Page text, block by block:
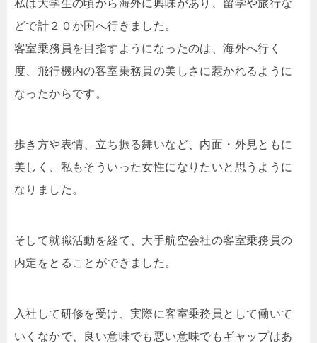
私は大学生の頃から海外に興味があり、留学や旅行な
どで計２０か国へ行きました。
客室乗務員を目指すようになったのは、海外へ行く
度、飛行機内の客室乗務員の美しさに惹かれるように
なったからです。
歩き方や表情、立ち振る舞いなど、内面・外見ともに
美しく、私もそういった女性になりたいと思うように
なりました。
そして就職活動を経て、大手航空会社の客室乗務員の
内定をとることができました。
入社して研修を受け、実際に客室乗務員として働いて
いくなかで、良い意味でも悪い意味でもギャップはあ